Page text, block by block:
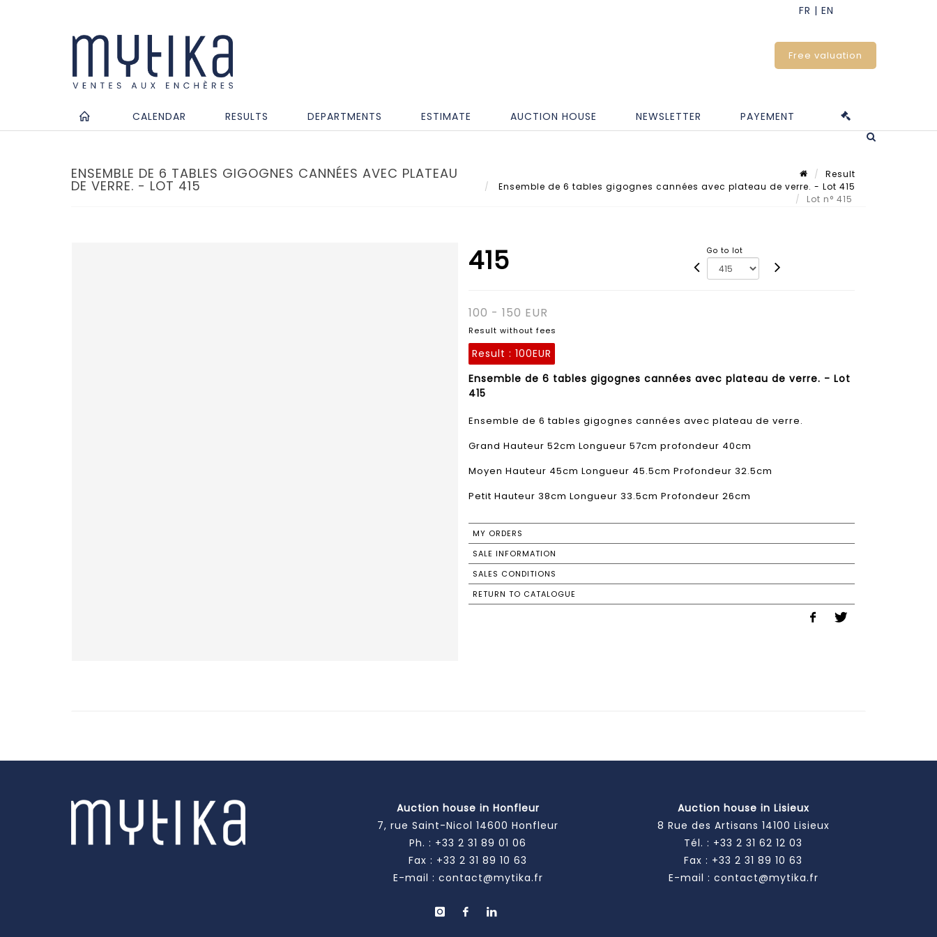
Free valuation
CALENDAR RESULTS DEPARTMENTS ESTIMATE AUCTION HOUSE NEWSLETTER PAYEMENT
ENSEMBLE DE 6 TABLES GIGOGNES CANNÉES AVEC PLATEAU
DE VERRE. - LOT 415
Result
Ensemble de 6 tables gigognes cannées avec plateau de verre. - Lot 415
Lot n° 415
415 Go to lot
100 - 150 EUR
Result without fees
Result : 100EUR
Ensemble de 6 tables gigognes cannées avec plateau de verre. - Lot
415
Ensemble de 6 tables gigognes cannées avec plateau de verre.
Grand Hauteur 52cm Longueur 57cm profondeur 40cm
Moyen Hauteur 45cm Longueur 45.5cm Profondeur 32.5cm
Petit Hauteur 38cm Longueur 33.5cm Profondeur 26cm
MY ORDERS
SALE INFORMATION
SALES CONDITIONS
RETURN TO CATALOGUE
Auction house in Honfleur
7, rue Saint-Nicol 14600 Honfleur
Ph. : +33 2 31 89 01 06
Fax : +33 2 31 89 10 63
E-mail : contact@mytika.fr
Auction house in Lisieux
8 Rue des Artisans 14100 Lisieux
Tél. : +33 2 31 62 12 03
Fax : +33 2 31 89 10 63
E-mail : contact@mytika.fr